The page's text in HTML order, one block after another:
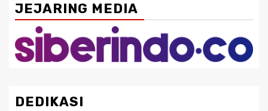
JEJARING MEDIA
DEDIKASI